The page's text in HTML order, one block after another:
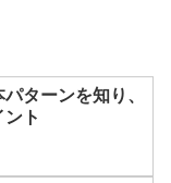
ターンを知り、
ト